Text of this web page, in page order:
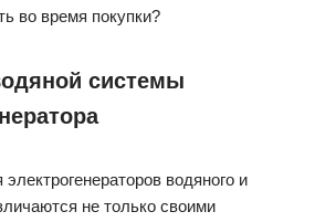
во время покупки?
системы
водяного и
не только своими